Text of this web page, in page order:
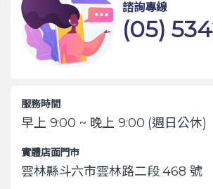
諮詢專線
(05)
服務時間
早上 9:00 ~ 晚上 9:00 (週日公休)
實體店面門市
雲林縣斗六市雲林路二段 468 號